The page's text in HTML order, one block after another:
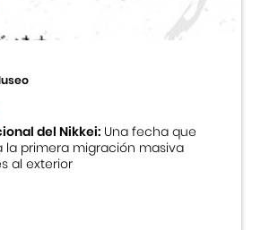
del Nikkei:Una fecha que
primera migración masiva
al exterior